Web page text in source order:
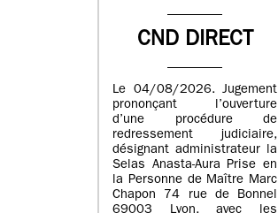
CND DIRECT
Le 04/08/2026. Jugement
prononçant l’ouverture
d’une procédure de
redressement judiciaire,
désignant administrateur la
Selas Anasta-Aura Prise en
la Personne de Maître Marc
Chapon 74 rue de Bonnel